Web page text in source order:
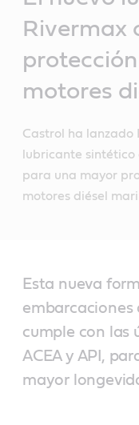
Rivermax
motores
Castrol ha lanzado
lubricante
para una mayor
motores diésel
Esta nueva
embarcaciones
cumple con las
ACEA y API,
mayor